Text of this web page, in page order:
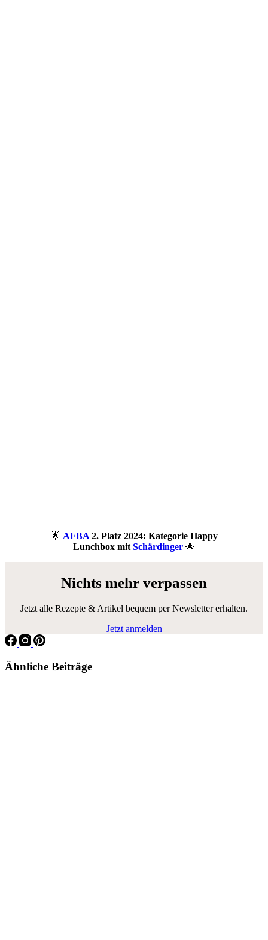
🌟 AFBA2. Platz 2024: Kategorie Happy
Lunchbox mit Schärdinger 🌟
Nichts mehr verpassen
Jetzt alle Rezepte & Artikel bequem per Newsletter erhalten.
Jetzt anmelden
Ähnliche Beiträge